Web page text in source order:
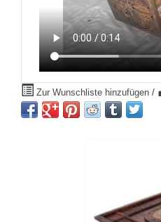
Zur Wunschliste hinzufügen /